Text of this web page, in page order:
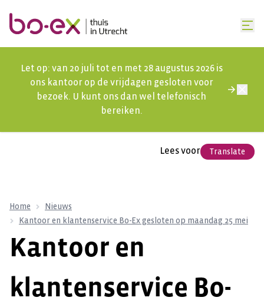
Let op: van 20 juli tot en met 28 augustus 2026 is
ons kantoor op de vrijdagen gesloten voor
bezoek. U kunt ons dan wel telefonisch
bereiken.
Lees voor Translate
Home
Nieuws
Kantoor en klantenservice Bo-Ex gesloten op maandag 25 mei
Kantoor en
klantenservice Bo-